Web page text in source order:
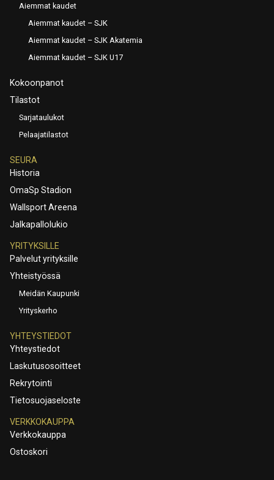
Aiemmat kaudet
Aiemmat kaudet – SJK
Aiemmat kaudet – SJK Akatemia
Aiemmat kaudet – SJK U17
Kokoonpanot
Tilastot
Sarjataulukot
Pelaajatilastot
SEURA
Historia
OmaSp Stadion
Wallsport Areena
Jalkapallolukio
YRITYKSILLE
Palvelut yrityksille
Yhteistyössä
Meidän Kaupunki
Yrityskerho
YHTEYSTIEDOT
Yhteystiedot
Laskutusosoitteet
Rekrytointi
Tietosuojaseloste
VERKKOKAUPPA
Verkkokauppa
Ostoskori